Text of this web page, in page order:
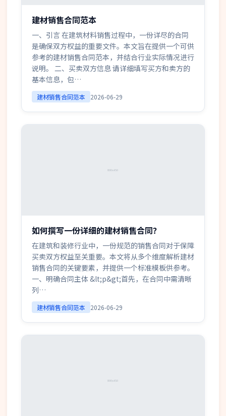
建材销售合同范本
一、引言 在建筑材料销售过程中，一份详尽的合同
是确保双方权益的重要文件。本文旨在提供一个可供
参考的建材销售合同范本，并结合行业实际情况进行
说明。 二、买卖双方信息 请详细填写买方和卖方的
基本信息，包…
建材销售合同范本 2026-06-29
如何撰写一份详细的建材销售合同？
在建筑和装修行业中，一份规范的销售合同对于保障
买卖双方权益至关重要。本文将从多个维度解析建材
销售合同的关键要素，并提供一个标准模板供参考。
一、明确合同主体 &lt;p&gt;首先，在合同中需清晰
列…
建材销售合同范本 2026-06-29